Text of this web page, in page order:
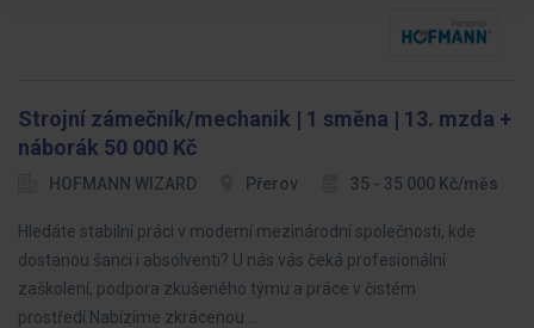
Strojní zámečník/mechanik | 1 směna | 13. mzda +
náborák 50 000 Kč
HOFMANN WIZARD Přerov 35 - 35 000 Kč/měs
Hledáte stabilní práci v moderní mezinárodní společnosti, kde
dostanou šanci i absolventi? U nás vás čeká profesionální
zaškolení, podpora zkušeného týmu a práce v čistém
prostředí.Nabízíme zkrácenou…